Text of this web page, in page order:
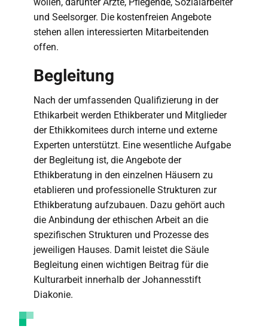
und Seelsorger. Die kostenfreien Angebote
stehen allen interessierten Mitarbeitenden
offen.
Begleitung
Nach der umfassenden Qualifizierung in der
Ethikarbeit werden Ethikberater und Mitglieder
der Ethikkomitees durch interne und externe
Experten unterstützt. Eine wesentliche Aufgabe
der Begleitung ist, die Angebote der
Ethikberatung in den einzelnen Häusern zu
etablieren und professionelle Strukturen zur
Ethikberatung aufzubauen. Dazu gehört auch
die Anbindung der ethischen Arbeit an die
spezifischen Strukturen und Prozesse des
jeweiligen Hauses. Damit leistet die Säule
Begleitung einen wichtigen Beitrag für die
Kulturarbeit innerhalb der Johannesstift
Diakonie.